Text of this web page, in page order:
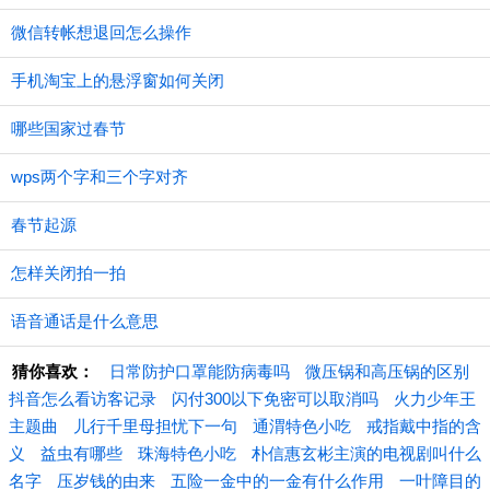
微信转帐想退回怎么操作
手机淘宝上的悬浮窗如何关闭
哪些国家过春节
wps两个字和三个字对齐
春节起源
怎样关闭拍一拍
语音通话是什么意思
猜你喜欢： 日常防护口罩能防病毒吗
微压锅和高压锅的区别
抖音怎么看访客记录
闪付300以下免密可以取消吗
火力少年王
主题曲
儿行千里母担忧下一句 通渭特色小吃
戒指戴中指的含
义
益虫有哪些 珠海特色小吃
朴信惠玄彬主演的电视剧叫什么
名字
压岁钱的由来 五险一金中的一金有什么作用 一叶障目的